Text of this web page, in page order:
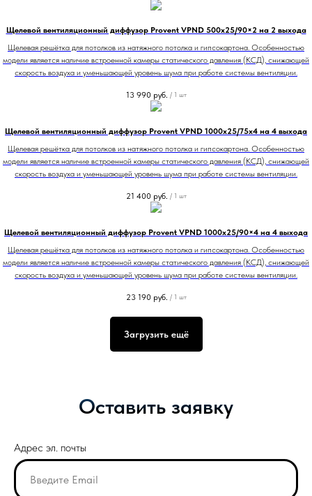
Щелевой вентиляционный диффузор Provent VPND 500х25/90×2 на 2 выхода
Щелевая решётка для потолков из натяжного потолка и гипсокартона. Особенностью
модели является наличие встроенной камеры статического давления (КСД), снижающей
скорость воздуха и уменьшающей уровень шума при работе системы вентиляции.
13 990 руб. / 1 шт
Щелевой вентиляционный диффузор Provent VPND 1000х25/75х4 на 4 выхода
Щелевая решётка для потолков из натяжного потолка и гипсокартона. Особенностью
модели является наличие встроенной камеры статического давления (КСД), снижающей
скорость воздуха и уменьшающей уровень шума при работе системы вентиляции.
21 400 руб. / 1 шт
Щелевой вентиляционный диффузор Provent VPND 1000х25/90×4 на 4 выхода
Щелевая решётка для потолков из натяжного потолка и гипсокартона. Особенностью
модели является наличие встроенной камеры статического давления (КСД), снижающей
скорость воздуха и уменьшающей уровень шума при работе системы вентиляции.
23 190 руб. / 1 шт
Загрузить ещё
Оставить заявку
Адрес эл. почты